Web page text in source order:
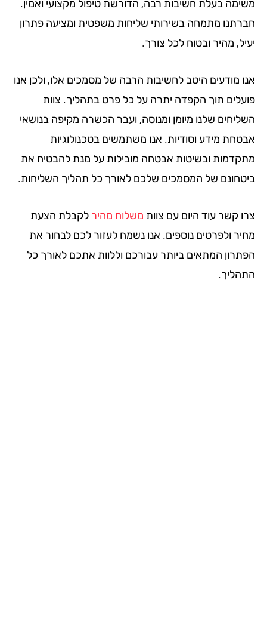
בעלת חשיבות רבה, הדורשת טיפול מקצועי ואמין.
מתמחה בשירותי שליחות משפטית ומציעה פתרון
מהיר ובטוח לכל צורך.
מודעים היטב לחשיבות הרבה של מסמכים אלו, ולכן אנו
תוך הקפדה יתרה על כל פרט בתהליך. צוות
שלנו מיומן ומנוסה, ועבר הכשרה מקיפה בנושאי
מידע וסודיות. אנו משתמשים בטכנולוגיות
ובשיטות אבטחה מובילות על מנת להבטיח את
של המסמכים שלכם לאורך כל תהליך השליחות.
קשר עוד היום עם צוות משלוח מהיר לקבלת הצעת
ולפרטים נוספים. אנו נשמח לעזור לכם לבחור את
המתאים ביותר עבורכם וללוות אתכם לאורך כל